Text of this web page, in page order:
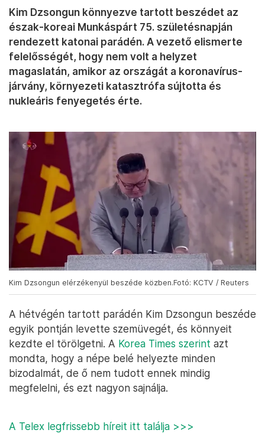
Kim Dzsongun könnyezve tartott beszédet az
észak-koreai Munkáspárt 75. születésnapján
rendezett katonai parádén. A vezető elismerte
felelősségét, hogy nem volt a helyzet
magaslatán, amikor az országát a koronavírus-
járvány, környezeti katasztrófa sújtotta és
nukleáris fenyegetés érte.
Kim Dzsongun elérzékenyül beszéde közben.Fotó: KCTV / Reuters
A hétvégén tartott parádén Kim Dzsongun beszéde
egyik pontján levette szemüvegét, és könnyeit
kezdte el törölgetni. A Korea Times szerint azt
mondta, hogy a népe belé helyezte minden
bizodalmát, de ő nem tudott ennek mindig
megfelelni, és ezt nagyon sajnálja.
A Telex legfrissebb híreit itt találja >>>